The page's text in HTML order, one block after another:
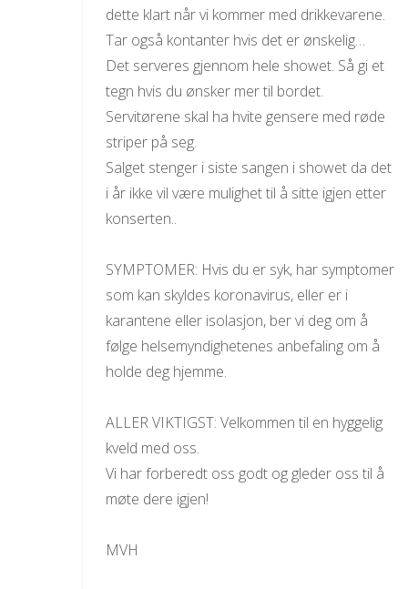
dette klart når vi kommer med drikkevarene.
Tar også kontanter hvis det er ønskelig…
Det serveres gjennom hele showet. Så gi et
tegn hvis du ønsker mer til bordet.
Servitørene skal ha hvite gensere med røde
striper på seg.
Salget stenger i siste sangen i showet da det
i år ikke vil være mulighet til å sitte igjen etter
konserten..
SYMPTOMER: Hvis du er syk, har symptomer
som kan skyldes koronavirus, eller er i
karantene eller isolasjon, ber vi deg om å
følge helsemyndighetenes anbefaling om å
holde deg hjemme.
ALLER VIKTIGST: Velkommen til en hyggelig
kveld med oss.
Vi har forberedt oss godt og gleder oss til å
møte dere igjen!
MVH